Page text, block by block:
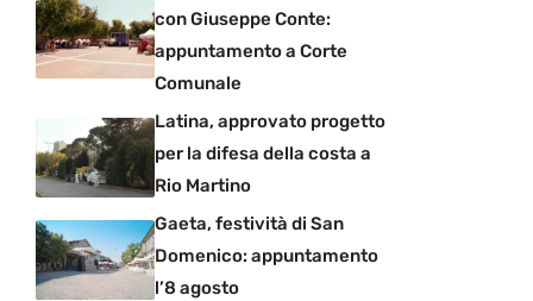
con Giuseppe Conte:
appuntamento a Corte
Comunale
Latina, approvato progetto
per la difesa della costa a
Rio Martino
Gaeta, festività di San
Domenico: appuntamento
l’8 agosto